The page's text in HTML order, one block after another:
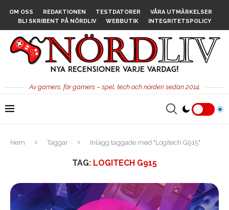
OM OSS REDAKTIONEN TESTDATORER
VÅRA UTMÄRKELSER
BLI SKRIBENT PÅ NÖRDLIV
WEBBUTIK INTEGRITETSPOLICY
Av gamers, för gamers – spel, tech och nörderi sedan 2014.
Hem Taggar Inlägg taggade med "Logitech G915"
TAG: LOGITECH G915